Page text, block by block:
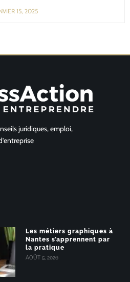
15, 2025
juridiques, emploi,
Les métiers graphiques à
Nantes s’apprennent par
la pratique
AOÛT 5, 2026